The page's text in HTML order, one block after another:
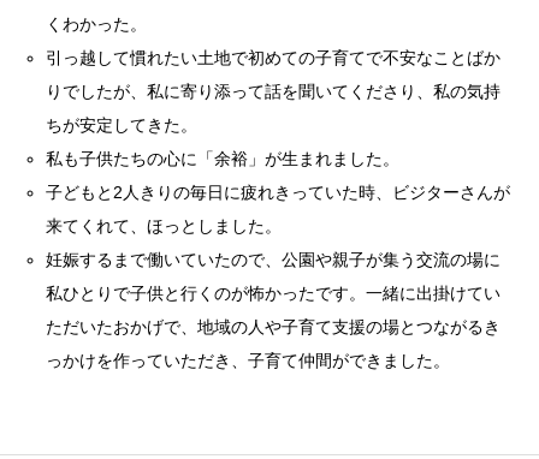
くわかった。
引っ越して慣れたい土地で初めての子育てで不安なことばか
りでしたが、私に寄り添って話を聞いてくださり、私の気持
ちが安定してきた。
私も子供たちの心に「余裕」が生まれました。
子どもと2人きりの毎日に疲れきっていた時、ビジターさんが
来てくれて、ほっとしました。
妊娠するまで働いていたので、公園や親子が集う交流の場に
私ひとりで子供と行くのが怖かったです。一緒に出掛けてい
ただいたおかげで、地域の人や子育て支援の場とつながるき
っかけを作っていただき、子育て仲間ができました。